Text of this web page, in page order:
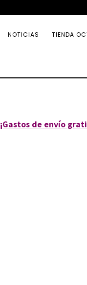
NOTICIAS TIENDA
¡Gastos de envío